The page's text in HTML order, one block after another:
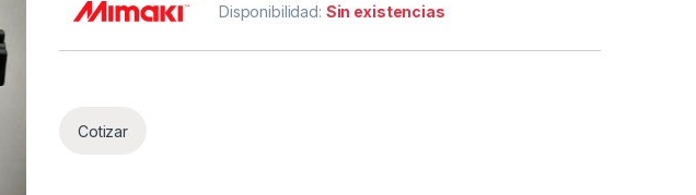
Disponibilidad: Sin existencias
Cotizar